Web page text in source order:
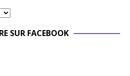
SUR FACEBOOK